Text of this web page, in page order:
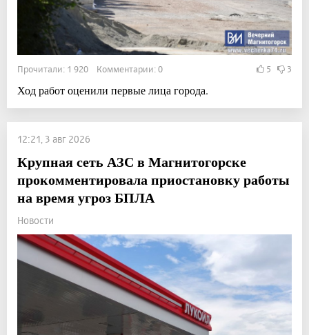
Прочитали: 1 920 Комментарии: 0 5 3
Ход работ оценили первые лица города.
12:21, 3 авг 2026
Крупная сеть АЗС в Магнитогорске
прокомментировала приостановку работы
на время угроз БПЛА
Новости